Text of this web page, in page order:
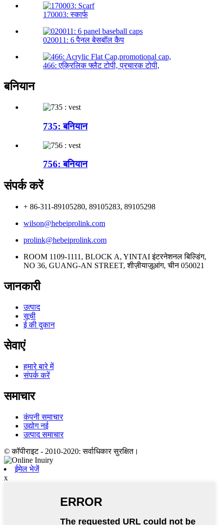
170003: स्कार्फ
020011: 6 पैनल बेसबॉल कैप
466: एक्रिलिक फ्लैट टोपी, प्रचारक टोपी,
बनियान
735: बनियान
756: बनियान
संपर्क करें
+ 86-311-89105280, 89105283, 89105298
wilson@hebeiprolink.com
prolink@hebeiprolink.com
ROOM 1109-1111, BLOCK A, YINTAI इंटरनेशनल बिल्डिंग,
NO 36, GUANG-AN STREET, शीज़ीयाज़ूआंग, चीन 050021
जानकारी
उत्पाद
सूची
ई की दुकान
सेवाएं
हमारे बारे में
संपर्क करें
समाचार
कंपनी समाचार
उद्योग नई
उत्पाद समाचार
© कॉपीराइट - 2010-2020: सर्वाधिकार सुरक्षित।
ईमेल भेजें
x